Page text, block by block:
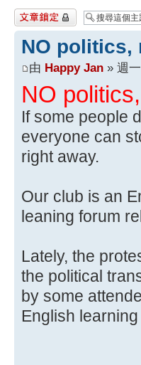
主題已鎖定
NO politics,
由 Happy Jan » 週
NO
If some people
everyone can
right away.
Our club is an
leaning forum
Lately, the
the political
by some
English